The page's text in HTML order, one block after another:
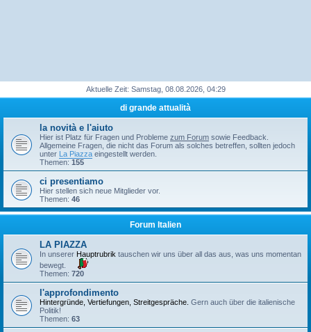
Aktuelle Zeit: Samstag, 08.08.2026, 04:29
di grande attualità
la novità e l'aiuto
Hier ist Platz für Fragen und Probleme zum Forum sowie Feedback.
Allgemeine Fragen, die nicht das Forum als solches betreffen, sollten jedoch
unter La Piazza eingestellt werden.
Themen: 155
ci presentiamo
Hier stellen sich neue Mitglieder vor.
Themen: 46
Forum Italien
LA PIAZZA
In unserer Hauptrubrik tauschen wir uns über all das aus, was uns momentan
bewegt.
Themen: 720
l'approfondimento
Hintergründe, Vertiefungen, Streitgespräche. Gern auch über die italienische
Politik!
Themen: 63